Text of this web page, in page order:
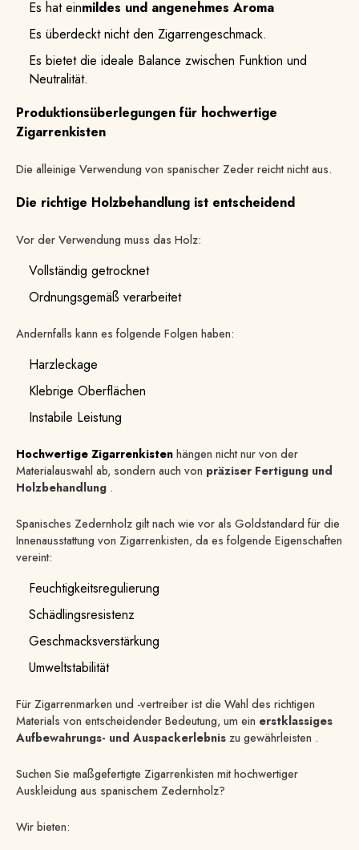
Es hat einmildes und angenehmes Aroma
Es überdeckt nicht den Zigarrengeschmack.
Es bietet die ideale Balance zwischen Funktion und
Neutralität.
Produktionsüberlegungen für hochwertige
Zigarrenkisten
Die alleinige Verwendung von spanischer Zeder reicht nicht aus.
Die richtige Holzbehandlung ist entscheidend
Vor der Verwendung muss das Holz:
Vollständig getrocknet
Ordnungsgemäß verarbeitet
Andernfalls kann es folgende Folgen haben:
Harzleckage
Klebrige Oberflächen
Instabile Leistung
Hochwertige Zigarrenkisten hängen nicht nur von der
Materialauswahl ab, sondern auch von präziser Fertigung und
Holzbehandlung .
Spanisches Zedernholz gilt nach wie vor als Goldstandard für die
Innenausstattung von Zigarrenkisten, da es folgende Eigenschaften
vereint:
Feuchtigkeitsregulierung
Schädlingsresistenz
Geschmacksverstärkung
Umweltstabilität
Für Zigarrenmarken und -vertreiber ist die Wahl des richtigen
Materials von entscheidender Bedeutung, um ein erstklassiges
Aufbewahrungs- und Auspackerlebnis zu gewährleisten .
Suchen Sie maßgefertigte Zigarrenkisten mit hochwertiger
Auskleidung aus spanischem Zedernholz?
Wir bieten: